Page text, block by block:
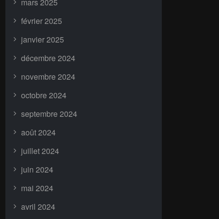
février 2025
janvier 2025
décembre 2024
novembre 2024
octobre 2024
septembre 2024
août 2024
juillet 2024
juin 2024
mai 2024
avril 2024